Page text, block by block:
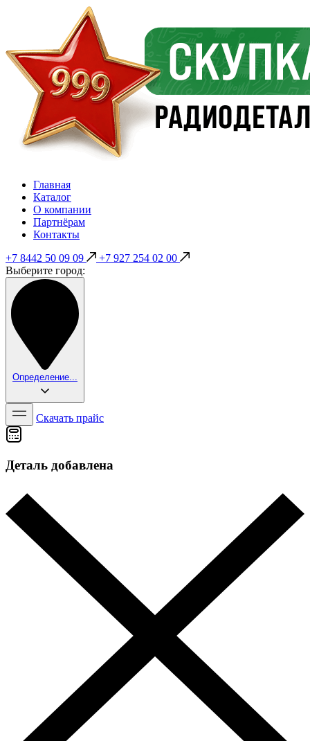
Главная
Каталог
О компании
Партнёрам
Контакты
+7 8442 50 09 09
+7 927 254 02 00
Выберите город:
Определение...
Скачать прайс
Деталь добавлена